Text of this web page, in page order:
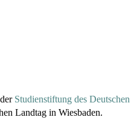
Studienstiftung des
Landtag in Wiesbaden.